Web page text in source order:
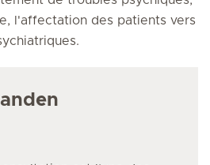
l'affectation des patients vers